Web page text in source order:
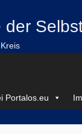
der
Portalos.eu